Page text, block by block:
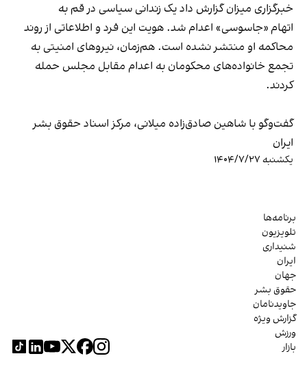
خبرگزاری میزان گزارش داد یک زندانی سیاسی در قم به
اتهام «جاسوسی» اعدام شد. هویت این فرد و اطلاعاتی از روند
محاکمه او منتشر نشده است. هم‌زمان، نیروهای امنیتی به
تجمع خانواده‌های محکومان به اعدام مقابل مجلس حمله
کردند.
گفت‌وگو با شاهین صادق‌زاده میلانی، مرکز اسناد حقوق بشر
ایران
یکشنبه ۱۴۰۴/۷/۲۷
برنامه‌ها
تلویزیون
شنیداری
ایران
جهان
حقوق بشر
جاویدنامان
گزارش ویژه
ورزش
بازار